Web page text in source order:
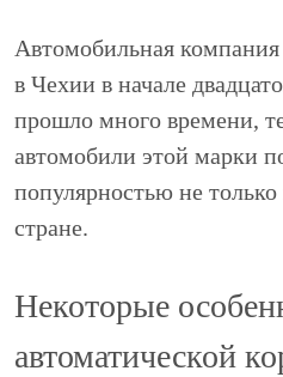
Автомобильная
в Чехии в начале
прошло много времени,
автомобили этой марки
популярностью не
стране.
Некоторые
автоматической